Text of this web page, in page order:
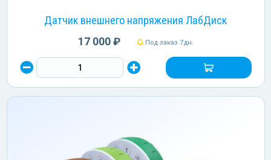
Датчик внешнего напряжения ЛабДиск
17 000 ₽ Под заказ 7дн.